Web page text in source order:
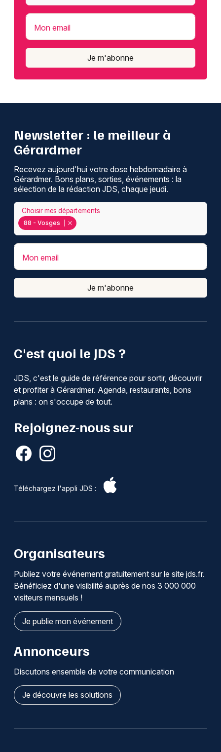
Mon email
Je m'abonne
C'est quoi le JDS ?
JDS, c'est le guide de référence pour sortir, découvrir
et profiter à Gérardmer. Agenda, restaurants, bons
plans : on s'occupe de tout.
Rejoignez-nous sur
Téléchargez l'appli JDS :
Newsletter : le meilleur à
Gérardmer
Recevez aujourd'hui votre dose hebdomadaire à
Gérardmer. Bons plans, sorties, événements : la
sélection de la rédaction JDS, chaque jeudi.
88 - Vosges
Choisir mes départements
Mon email
Je m'abonne
Organisateurs
Publiez votre événement gratuitement sur le site jds.fr.
Bénéficiez d'une visibilité auprès de nos 3 000 000
visiteurs mensuels !
Je publie mon événement
Annonceurs
Discutons ensemble de votre communication
Je découvre les solutions